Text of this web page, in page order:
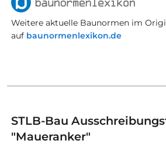
Weitere aktuelle Baunormen im
auf baunormenlexikon.de
STLB-Bau
"Maueranker"